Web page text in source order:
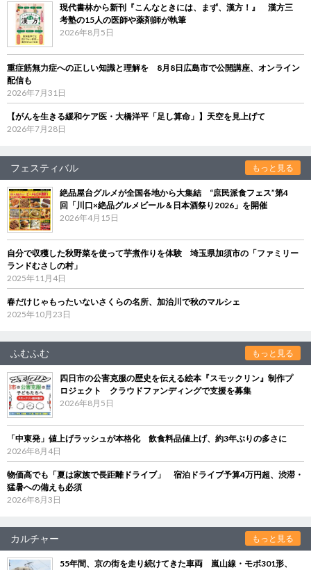
現代書林から新刊『こんなときには、まず、漢方！』 漢方三
考塾の15人の医師や薬剤師が執筆
2026年8月5日
重症筋無力症への正しい知識と理解を 8月8日広島市で公開講座、オンライン
配信も
2026年7月31日
【がんを生きる緩和ケア医・大橋洋平「足し算命」】天空を見上げて
2026年7月28日
フェスティバル もっと見る
絶品屋台グルメが全国各地から大集結 “庶民派食フェス”第4
回「川口×絶品グルメビール＆日本酒祭り2026」を開催
2026年4月15日
自分で収穫した秋野菜を使って芋煮作りを体験 埼玉県加須市の「ファミリー
ランドむさしの村」
2025年11月4日
春だけじゃもったいないさくらの名所、加治川で秋のマルシェ
2025年10月23日
ふむふむ もっと見る
四日市の公害克服の歴史を伝える絵本『スモックリン』制作プ
ロジェクト クラウドファンディングで支援を募集
2026年8月5日
「中東発」値上げラッシュが本格化 飲食料品値上げ、約3年ぶりの多さに
2026年8月4日
物価高でも「夏は家族で長距離ドライブ」 宿泊ドライブ予算4万円超、渋滞・
猛暑への備えも必須
2026年8月3日
カルチャー もっと見る
55年間、京の街を走り続けてきた車両 嵐山線・モボ301形、